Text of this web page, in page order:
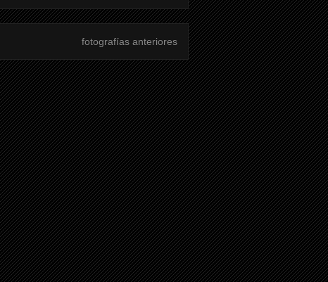
fotografías anteriores